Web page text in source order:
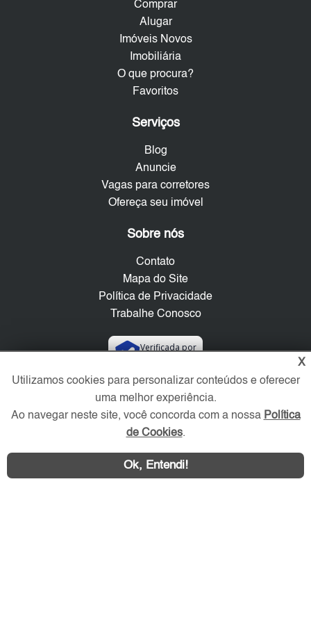
Comprar
Alugar
Imóveis Novos
Imobiliária
O que procura?
Favoritos
Serviços
Blog
Anuncie
Vagas para corretores
Ofereça seu imóvel
Sobre nós
Contato
Mapa do Site
Política de Privacidade
Trabalhe Conosco
Verificada por
Redes Sociais
X
Utilizamos cookies para personalizar conteúdos e oferecer
uma melhor experiência.
Ao navegar neste site, você concorda com a nossa Política
de Cookies.
Ok, Entendi!